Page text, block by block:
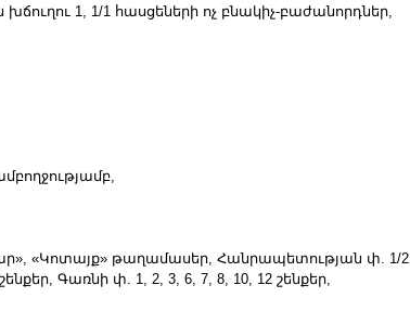
1, 1/1 հասցեների ոչ բնակիչ-բաժանորդներ,
«Կոտայք» թաղամասեր, Հանրապետության փ. 1/2
Գառնի փ. 1, 2, 3, 6, 7, 8, 10, 12 շենքեր,